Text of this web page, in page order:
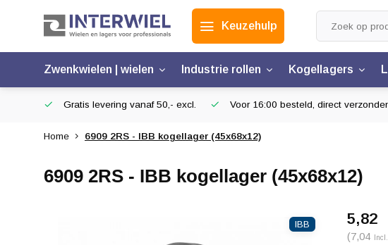
Keuzehulp
Zwenkwielen | wielen Industrie rollen Kogellagers
Gratis levering vanaf 50,- excl. Voor 16:00 besteld, direct
Home 6909 2RS - IBB kogellager (45x68x12)
6909 2RS - IBB kogellager (45x68x12)
IBB 5,82
(7,04